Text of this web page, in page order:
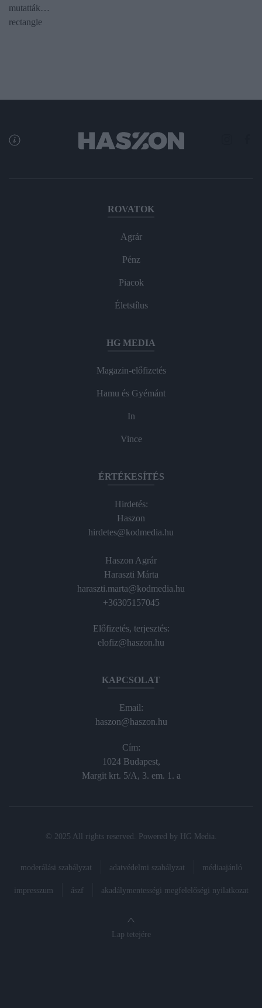
mutatták…
rectangle
ROVATOK
Agrár
Pénz
Piacok
Életstílus
HG MEDIA
Magazin-előfizetés
Hamu és Gyémánt
In
Vince
ÉRTÉKESÍTÉS
Hirdetés:
Haszon
hirdetes@kodmedia.hu
Haszon Agrár
Haraszti Márta
haraszti.marta@kodmedia.hu
+36305157045
Előfizetés, terjesztés:
elofiz@haszon.hu
KAPCSOLAT
Email:
haszon@haszon.hu
Cím:
1024 Budapest,
Margit krt. 5/A, 3. em. 1. a
© 2025 All rights reserved. Powered by HG Media
moderálási szabályzat adatvédelmi szabályzat médiaajánló
impresszum ászf akadálymentességi megfelelőségi nyilatkozat
Lap tetejére